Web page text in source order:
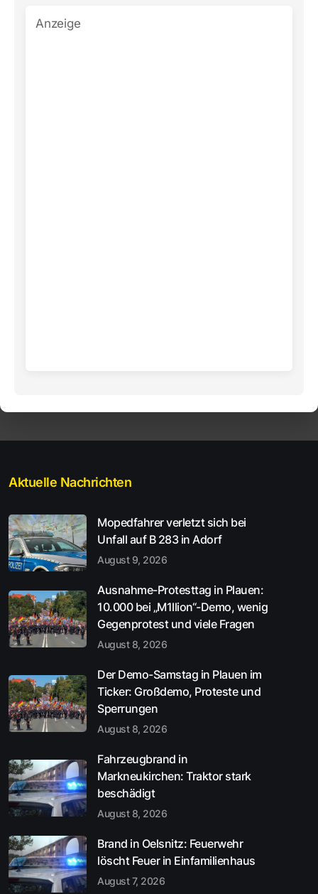
Anzeige
Aktuelle Nachrichten
Mopedfahrer verletzt sich bei
Unfall auf B 283 in Adorf
August 9, 2026
Ausnahme-Protesttag in Plauen:
10.000 bei „M1llion“-Demo, wenig
Gegenprotest und viele Fragen
August 8, 2026
Der Demo-Samstag in Plauen im
Ticker: Großdemo, Proteste und
Sperrungen
August 8, 2026
Fahrzeugbrand in
Markneukirchen: Traktor stark
beschädigt
August 8, 2026
Brand in Oelsnitz: Feuerwehr
löscht Feuer in Einfamilienhaus
August 7, 2026